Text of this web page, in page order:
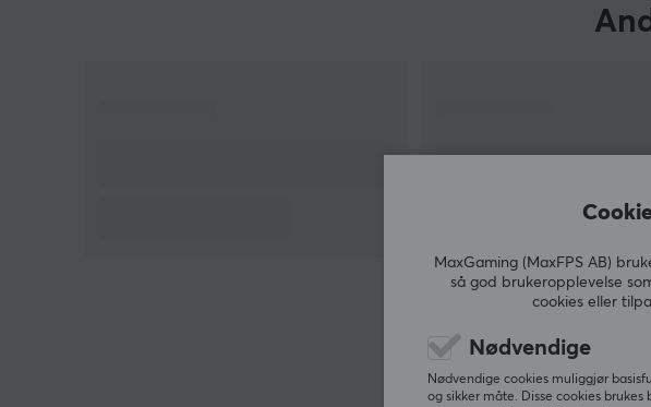
MaxGaming (MaxFPS AB)
så god brukeropplevelse
cookies eller
Nødvendige
Nødvendige cookies muliggjør
og sikker måte. Disse cookies